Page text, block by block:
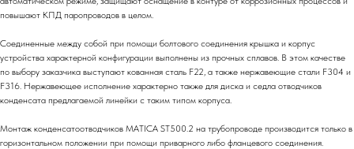
повышают КПД паропроводов в целом.
Соединенные между собой при помощи болтового соединения крышка и корпус
устройства характерной конфигурации выполнены из прочных сплавов. В этом качестве
по выбору заказчика выступают кованная сталь F22, а также нержавеющие стали F304 и
F316. Нержавеющее исполнение характерно также для диска и седла отводчиков
конденсата предлагаемой линейки с таким типом корпуса.
Монтаж конденсатоотводчиков MATICA ST500.2 на трубопроводе производится только в
горизонтальном положении при помощи приварного либо фланцевого соединения.